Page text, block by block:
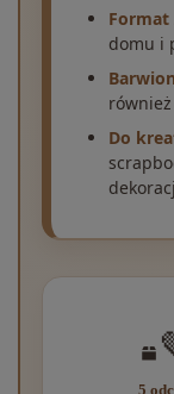
Format
domu i
Do
5